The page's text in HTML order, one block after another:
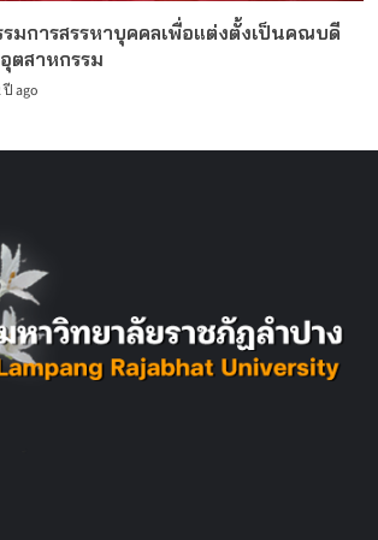
มการสรรหาบุคคลเพื่อแต่งตั้งเป็นคณบดี
ตสาหกรรม
ปี ago